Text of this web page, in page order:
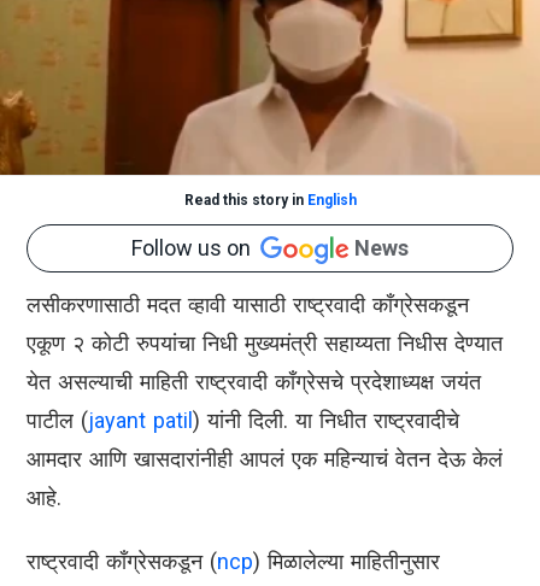
Read this story in English
Follow us on News
लसीकरणासाठी मदत व्हावी यासाठी राष्ट्रवादी काँग्रेसकडून
एकूण २ कोटी रुपयांचा निधी मुख्यमंत्री सहाय्यता निधीस देण्यात
येत असल्याची माहिती राष्ट्रवादी काँग्रेसचे प्रदेशाध्यक्ष जयंत
पाटील (jayant patil ) यांनी दिली. या निधीत राष्ट्रवादीचे
आमदार आणि खासदारांनीही आपलं एक महिन्याचं वेतन देऊ केलं
आहे.
राष्ट्रवादी काँग्रेसकडून (ncp) मिळालेल्या माहितीनुसार